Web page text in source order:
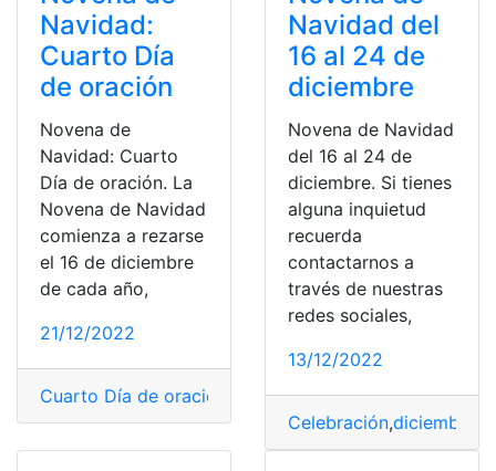
Navidad:
Cuarto Día
de oración
Novena de
Navidad: Cuarto
Día de oración. La
Novena de Navidad
comienza a rezarse
el 16 de diciembre
de cada año,
21/12/2022
Cuarto Día de oración Navidad,Novena,Novena de
Navidad del
16 al 24 de
diciembre
Novena de Navidad
del 16 al 24 de
diciembre. Si tienes
alguna inquietud
recuerda
contactarnos a
través de nuestras
redes sociales,
13/12/2022
Celebración,diciembre